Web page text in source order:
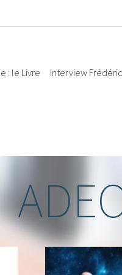
: le Livre
Interview